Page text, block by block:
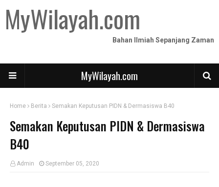
MyWilayah.com
Bahan Ilmiah Sepanjang Zaman
MyWilayah.com
Home Berita Semakan Keputusan PIDN & Dermasiswa B40
Semakan Keputusan PIDN & Dermasiswa
B40
Admin September 05, 2020